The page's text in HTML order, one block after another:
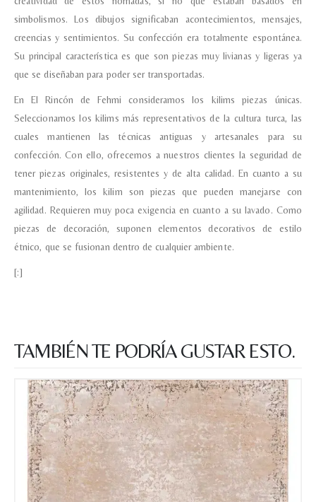
simbolismos. Los dibujos significaban acontecimientos, mensajes,
creencias y sentimientos. Su confección era totalmente espontánea.
Su principal característica es que son piezas muy livianas y ligeras ya
que se diseñaban para poder ser transportadas.
En El Rincón de Fehmi consideramos los kilims piezas únicas.
Seleccionamos los kilims más representativos de la cultura turca, las
cuales mantienen las técnicas antiguas y artesanales para su
confección. Con ello, ofrecemos a nuestros clientes la seguridad de
tener piezas originales, resistentes y de alta calidad. En cuanto a su
mantenimiento, los kilim son piezas que pueden manejarse con
agilidad. Requieren muy poca exigencia en cuanto a su lavado. Como
piezas de decoración, suponen elementos decorativos de estilo
étnico, que se fusionan dentro de cualquier ambiente.
[:]
TAMBIÉN TE PODRÍA GUSTAR ESTO.
Correo electronico*
Tu mensaje.